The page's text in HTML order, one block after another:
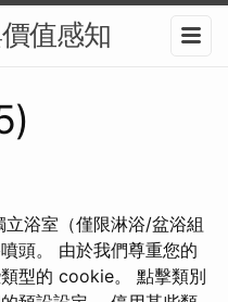
值感知
浴室（僅限淋浴/盆浴組
頭。 由於我們尊重您的
型的 cookie。 點擊類別